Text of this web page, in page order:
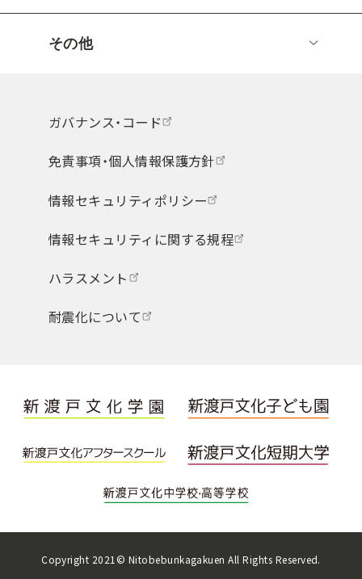
その他
ガバナンス・コード
免責事項・個人情報保護方針
情報セキュリティポリシー
情報セキュリティに関する規程
ハラスメント
耐震化について
Copyright 2021© Nitobebunkagakuen All Rights Reserved.